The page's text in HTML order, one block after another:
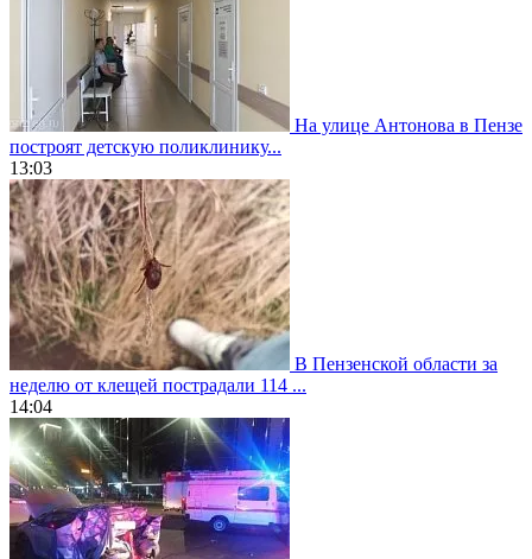
На улице Антонова в Пензе
построят детскую поликлинику...
13:03
В Пензенской области за
неделю от клещей пострадали 114 ...
14:04